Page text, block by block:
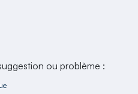
ou problème :